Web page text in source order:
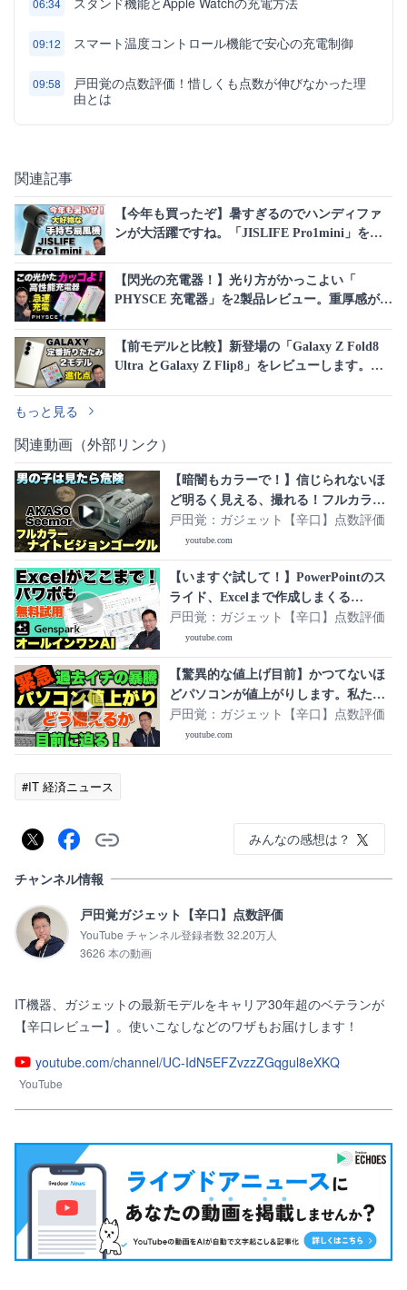
06:34
09:12 スマート温度コントロール機能で安心の充電制御
09:58
戸田覚の点数評価！惜しくも点数が伸びなかった理
由とは
関連記事
【今年も買ったぞ】暑すぎるのでハンディファ
ンが大活躍ですね。「JISLIFE Pro1mini」を今
【閃光の充電器！】光り方がかっこよい「
PHYSCE 充電器」を2製品レビュー。重厚感がす
【前モデルと比較】新登場の「Galaxy Z Fold8
Ultra とGalaxy Z Flip8」をレビューします。進
もっと見る
関連動画（外部リンク）
【暗闇もカラーで！】信じられないほ
ど明るく見える、撮れる！フルカラー
ナイトビジョンゴーグル 「Akaso
Seemor」をレビュー
戸田覚：ガジェット【辛口】点数評価
youtube.com
【いますぐ試して！】PowerPointのス
ライド、Excelまで作成しまくる
「Genspark」がすごすぎます。まさ
に、すべてのAIが使えるオールインワ
ンAIワークスペースですね！
戸田覚：ガジェット【辛口】点数評価
youtube.com
【驚異的な値上げ目前】かつてないほ
どパソコンが値上がりします。私たち
はどう備えればいいか解説します ※ア
ンサー動画の第二弾は概要欄のリンク
からご覧ください
戸田覚：ガジェット【辛口】点数評価
youtube.com
#IT 経済ニュース
みんなの感想は？
チャンネル情報
戸田覚ガジェット【辛口】点数評価
YouTube チャンネル登録者数 32.20万人
3626 本の動画
IT機器、ガジェットの最新モデルをキャリア30年超のベテランが
【辛口レビュー】。使いこなしなどのワザもお届けします！
youtube.com/channel/UC-IdN5EFZvzzZGqgul8eXKQ
YouTube